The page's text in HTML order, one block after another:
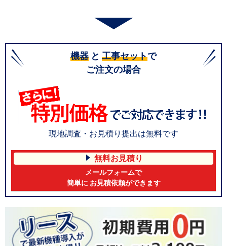
機器 と 工事セットで
ご注文の場合
現地調査・お見積り提出は無料です
無料お見積り
メールフォームで
簡単に お見積依頼ができます